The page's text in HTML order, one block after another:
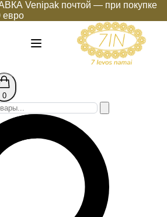
Venipak почтой — при покупке
евро
0